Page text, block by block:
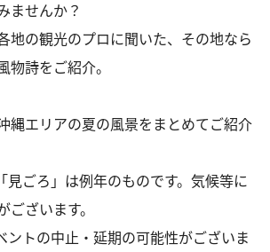
ませんか？
地の観光のプロに聞いた、その地なら
物詩をご紹介。
縄エリアの夏の風景をまとめてご紹介
ごろ」は例年のものです。気候等に
ざいます。
トの中止・延期の可能性がございま